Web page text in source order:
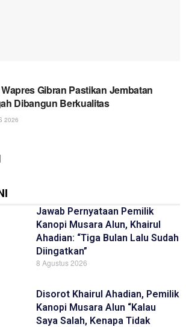
Gibran Pastikan Jembatan
Dibangun Berkualitas
2026
Jawab Pernyataan Pemilik
Kanopi Musara Alun, Khairul
Ahadian: “Tiga Bulan Lalu Sudah
Diingatkan”
8 Agustus 2026
Disorot Khairul Ahadian, Pemilik
Kanopi Musara Alun “Kalau
Saya Salah, Kenapa Tidak